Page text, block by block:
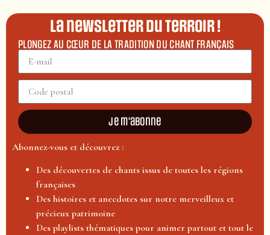
La newsletter du terroir !
PLONGEZ AU CŒUR DE LA TRADITION DU CHANT FRANÇAIS
Je m'abonne
Abonnez-vous et découvrez :
Des découvertes de chants issus de toutes les régions
françaises
Des histoires et anecdotes sur notre merveilleux et
précieux patrimoine
Des playlists thématiques pour animer partout et tout le